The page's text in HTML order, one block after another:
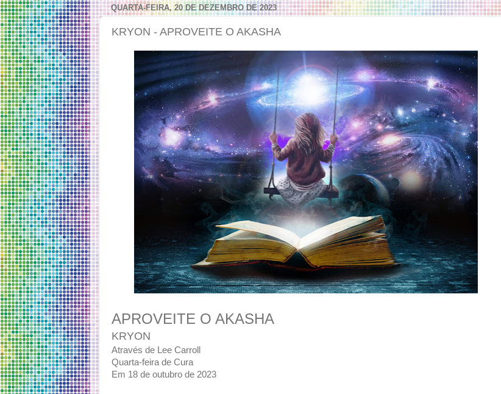
QUARTA-FEIRA, 20 DE DEZEMBRO DE 2023
KRYON - APROVEITE O AKASHA
APROVEITE O AKASHA
KRYON
Através de Lee Carroll
Quarta-feira de Cura
Em 18 de outubro de 2023